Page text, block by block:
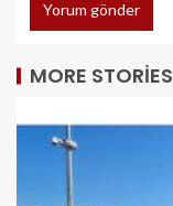
MORE STORIES